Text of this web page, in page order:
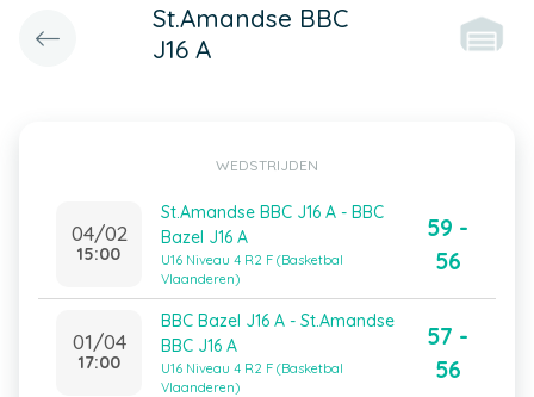
St.Amandse BBC
J16 A
WEDSTRIJDEN
04/02
15:00
St.Amandse BBC J16 A - BBC
Bazel J16 A
U16 Niveau 4 R2 F (Basketbal
Vlaanderen)
59 -
56
01/04
17:00
BBC Bazel J16 A - St.Amandse
BBC J16 A
U16 Niveau 4 R2 F (Basketbal
Vlaanderen)
57 -
56